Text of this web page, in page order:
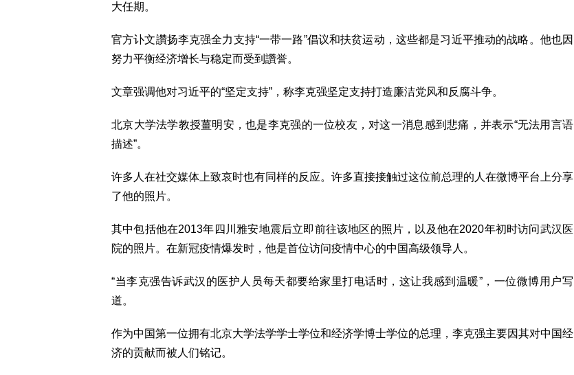
大任期。
官方讣文讚扬李克强全力支持“一带一路”倡议和扶贫运动，这些都是习近平推动的战略。他也因
努力平衡经济增长与稳定而受到讚誉。
文章强调他对习近平的“坚定支持”，称李克强坚定支持打造廉洁党风和反腐斗争。
北京大学法学教授薑明安，也是李克强的一位校友，对这一消息感到悲痛，并表示“无法用言语
描述”。
许多人在社交媒体上致哀时也有同样的反应。许多直接接触过这位前总理的人在微博平台上分享
了他的照片。
其中包括他在2013年四川雅安地震后立即前往该地区的照片，以及他在2020年初时访问武汉医
院的照片。在新冠疫情爆发时，他是首位访问疫情中心的中国高级领导人。
“当李克强告诉武汉的医护人员每天都要给家里打电话时，这让我感到温暖”，一位微博用户写
道。
作为中国第一位拥有北京大学法学学士学位和经济学博士学位的总理，李克强主要因其对中国经
济的贡献而被人们铭记。